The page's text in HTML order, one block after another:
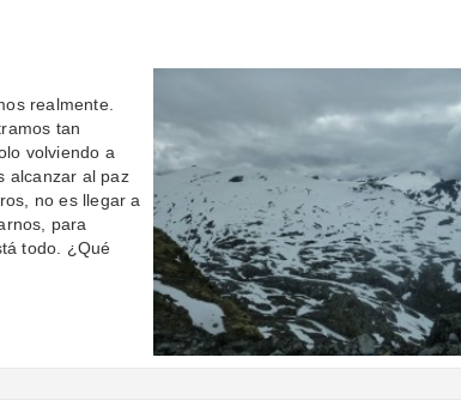
realmente.
tan
volviendo a
alcanzar al paz
no es llegar a
para
todo. ¿Qué